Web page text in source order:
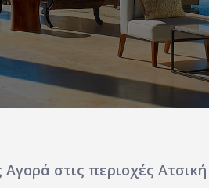
στις περιοχές